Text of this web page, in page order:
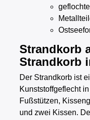
Strandkorb
Strandkorb
Der Strandkorb ist
Kunststoffgeflecht
Fußstützen,
und zwei Kissen.